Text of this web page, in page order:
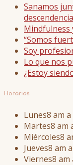
Sanamos
Mindfulness
“Somos
Soy
Lo que nos
¿Estoy
Horarios
Lunes8 am
Martes8 am
Miércoles8
Jueves8 am
Viernes8 am